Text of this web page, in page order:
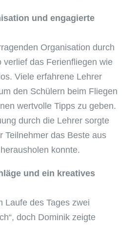
und engagierte
Organisation durch
verlief das Ferienfliegen wie
Viele erfahrene Lehrer
den Schülern beim Fliegen
wertvolle Tipps zu geben.
durch die Lehrer sorgte
Teilnehmer das Beste aus
konnte.
und ein kreatives
Laufe des Tages zwei
doch Dominik zeigte